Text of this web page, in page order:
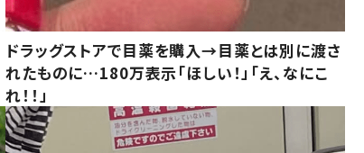
ドラッグストアで目薬を購入→目薬とは別に渡さ
れたものに…180万表示「ほしい！」「え、なにこ
れ！！」